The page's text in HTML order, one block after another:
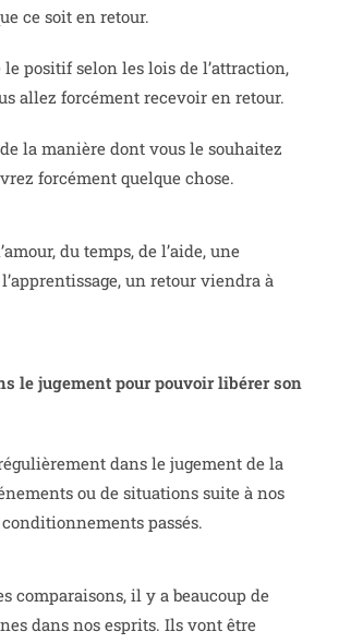
ce soit en retour.
positif selon les lois de l’attraction,
allez forcément recevoir en retour.
la manière dont vous le souhaitez
forcément quelque chose.
du temps, de l’aide, une
un retour viendra à
le jugement pour pouvoir libérer son
dans le jugement de la
ou de situations suite à nos
passés.
comparaisons, il y a beaucoup de
dans nos esprits. Ils vont être